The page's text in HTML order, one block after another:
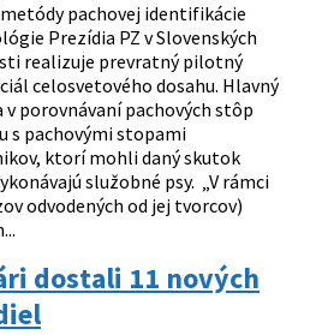
pachovej identifikácie
Prezídia PZ v Slovenských
realizuje prevratný pilotný
celosvetového dosahu. Hlavný
porovnávaní pachových stôp
s pachovými stopami
ktorí mohli daný skutok
služobné psy. „V rámci
odvodených od jej tvorcov)
dostali 11 nových